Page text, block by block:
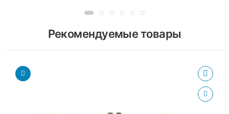
Рекомендуемые товары